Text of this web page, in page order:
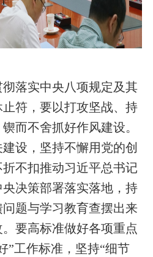
落实中央八项规定及其
符，要以打攻坚战、持
锲而不舍抓好作风建设。
建设 ， 坚持不懈用党的创
折不扣推动习近平总书记
决策部署落实落地 ，持
问题与学习教育查摆出来
。要高标准做好各项重点
”工作标准，坚持“细节